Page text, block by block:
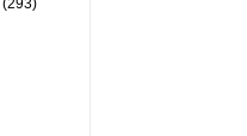
(293)